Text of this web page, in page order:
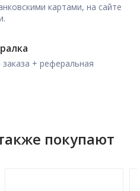
картами, на сайте
+ реферальная
покупают